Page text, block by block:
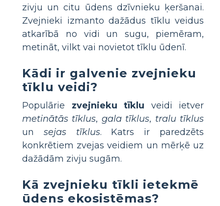
zivju un citu ūdens dzīvnieku ķeršanai.
Zvejnieki izmanto dažādus tīklu veidus
atkarībā no vidi un sugu, piemēram,
metināt, vilkt vai novietot tīklu ūdenī.
Kādi ir galvenie zvejnieku
tīklu veidi?
Populārie zvejnieku tīklu veidi ietver
metinātās tīklus, gala tīklus, tralu tīklus
un sejas tīklus. Katrs ir paredzēts
konkrētiem zvejas veidiem un mērķē uz
dažādām zivju sugām.
Kā zvejnieku tīkli ietekmē
ūdens ekosistēmas?